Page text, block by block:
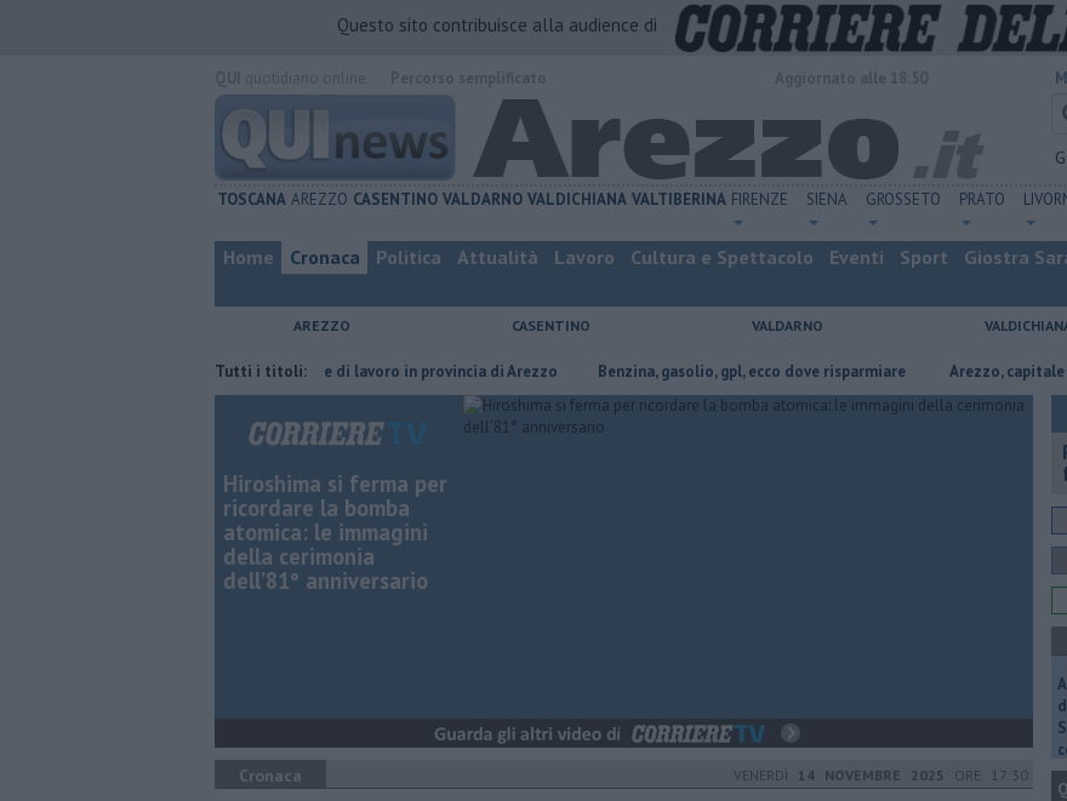
Questo sito contribuisce alla audience di
TOSCANA AREZZO CASENTINO VALDARNO VALDICHIANA VALTIBERINA FIRENZE SIENA GROSSETO PRATO
Home Cronaca Politica Attualità Lavoro Cultura e Spettacolo Eventi Sport Giostra
AREZZO CASENTINO VALDARNO
Tutti i titoli:
​Tutte le offerte di lavoro in provincia di Arezzo ​Benzina, gasolio, gpl, ecco dove risparmiare Arezzo, capitale
Hiroshima si ferma per
ricordare la bomba
atomica: le immagini
della cerimonia
dell’81° anniversario
Cronaca VENERDÌ 14 NOVEMBRE 2025 ORE 17:30